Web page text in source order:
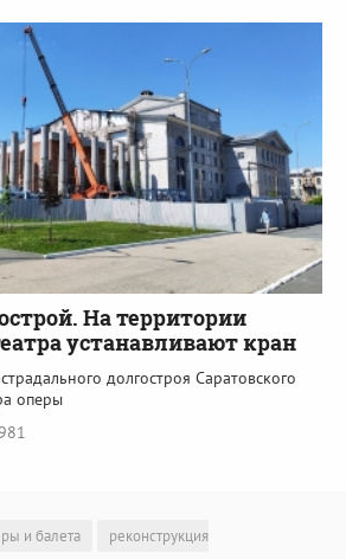
На территории
устанавливают кран
долгостроя Саратовского
оперы
и балета реконструкция